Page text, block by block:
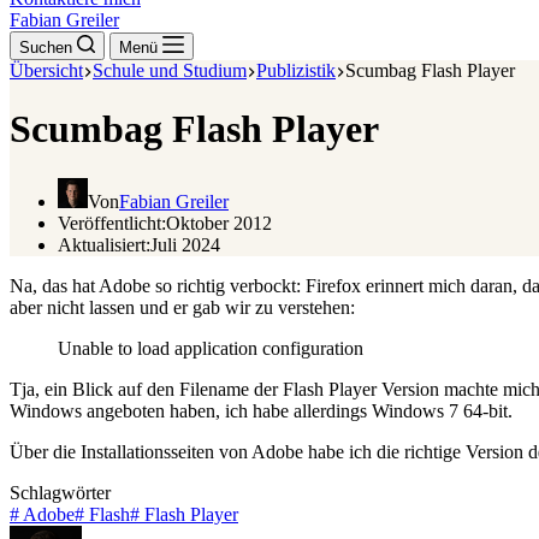
Fabian Greiler
Suchen Menü
Übersicht Schule und Studium Publizistik Scumbag Flash Player
Scumbag Flash Player
VonFabian Greiler
Veröffentlicht:Oktober 2012
Aktualisiert:Juli 2024
Na, das hat Adobe so richtig verbockt: Firefox erinnert mich daran,
aber nicht lassen und er gab wir zu verstehen:
Unable to load application configuration
Tja, ein Blick auf den Filename der Flash Player Version machte
Windows angeboten haben, ich habe allerdings Windows 7 64-bit.
Über die Installationsseiten von Adobe habe ich die richtige Version
Schlagwörter
# Adobe# Flash# Flash Player